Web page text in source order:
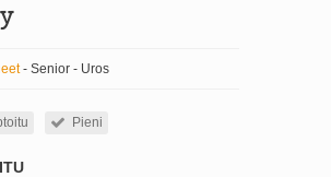
- Senior - Uros
Pieni